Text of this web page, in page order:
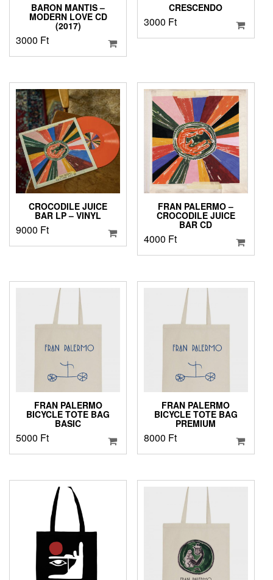
BARON MANTIS –
MODERN LOVE CD
(2017)
3000 Ft
CRESCENDO
3000 Ft
CROCODILE JUICE
BAR LP – VINYL
9000 Ft
FRAN PALERMO –
CROCODILE JUICE
BAR CD
4000 Ft
FRAN PALERMO
BICYCLE TOTE BAG
BASIC
5000 Ft
FRAN PALERMO
BICYCLE TOTE BAG
PREMIUM
8000 Ft